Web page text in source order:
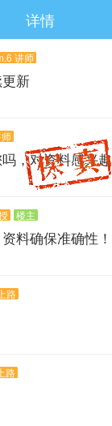
详情
讲师
新
，对资料感兴趣
楼主
料确保准确性！
路
路